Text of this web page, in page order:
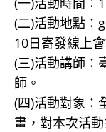
(二)活動地點：
10日寄發線上
(三)活動講師：
師。
(四)活動對象：
畫，對本次活